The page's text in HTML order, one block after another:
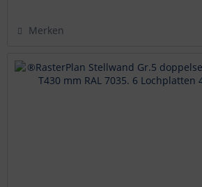
Merken